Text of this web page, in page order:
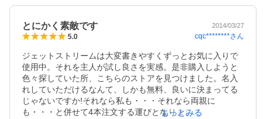
よくみたら芯にうっすらと交換用のナンバー？あります
UNI ジェットストリーム
ＳＸＲ－８０－０.５
多分、０.５以外の太さの芯でもいけるんじゃないかと？
とにかく素敵です 2014/03/27
5.0 cqc********さん
ジェットストリームは大変書きやすくずっとお気に入りで
使用中。それを主人が試し良さを実感。是非購入しようと
色々探していた所、こちらのストアを見つけました。名入
れしていただけるなんて、しかも無料、良いに決まってる
じゃないですか!それなら私も・・・それなら両親に
も・・・と併せて4本注文する運びとなりました。先ほど届
もっとみる